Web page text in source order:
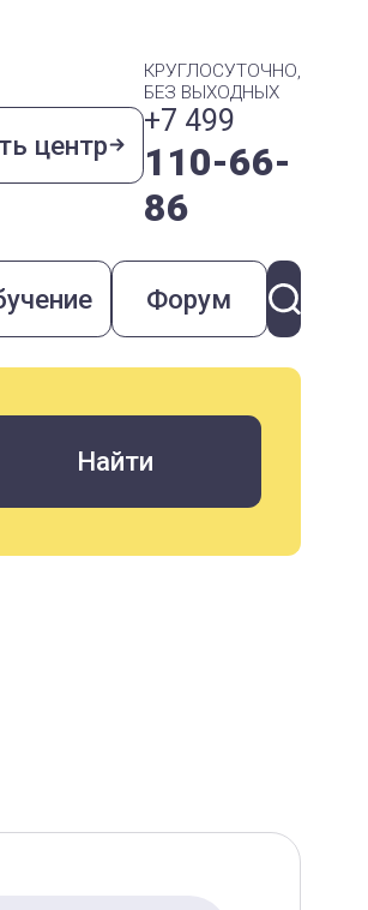
центр
КРУГЛОСУТОЧНО,
БЕЗ ВЫХОДНЫХ
+7 499
110-66-
86
Форум